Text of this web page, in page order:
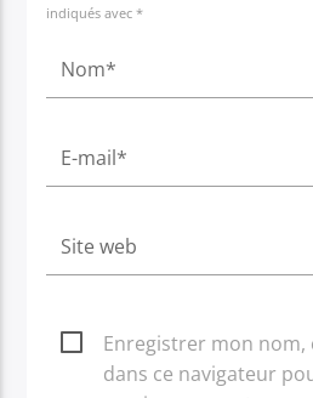
indiqués avec *
Enregistrer mon nom,
dans ce navigateur